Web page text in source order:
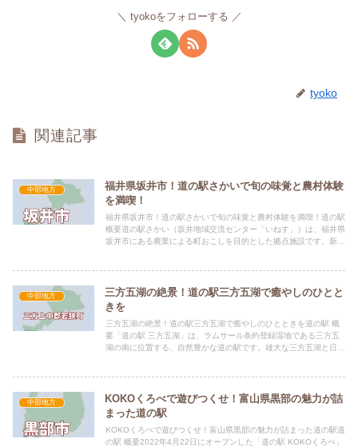
tyokoをフォローする
tyoko
関連記事
中部地方
福井県坂井市！道の駅さかいで旬の味覚と農村体験
を満喫！
福井県坂井市！道の駅さかいで旬の味覚と農村体験を満喫！道の駅
概要道の駅さかい（坂井地域交流センター「いねす」）は、福井県
坂井市にある農業による町おこしを目的とした拠点施設です。新鮮
中部地方
三方五湖の絶景！道の駅三方五湖で癒やしのひとと
きを
三方五湖の絶景！道の駅三方五湖で癒やしのひとときを道の駅 概
要「道の駅 三方五湖」は、ラムサール条約登録湿地である三方五
湖の南に位置する、自然豊かな道の駅です。雄大な三方五湖と日本
中部地方
KOKOくろべで遊びつくせ！富山県黒部の魅力が詰
まった道の駅
KOKOくろべで遊びつくせ！富山県黒部の魅力が詰まった道の駅道
の駅 概要2022年4月22日にオープンした「道の駅 KOKOくろべ」